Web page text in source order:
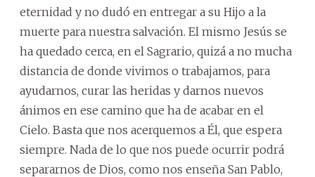
eternidad y no dudó en entregar a su Hijo a la
muerte para nuestra salvación. El mismo Jesús se
ha quedado cerca, en el Sagrario, quizá a no mucha
distancia de donde vivimos o trabajamos, para
ayudarnos, curar las heridas y darnos nuevos
ánimos en ese camino que ha de acabar en el
Cielo. Basta que nos acerquemos a Él, que espera
siempre. Nada de lo que nos puede ocurrir podrá
separarnos de Dios, como nos enseña San Pablo,